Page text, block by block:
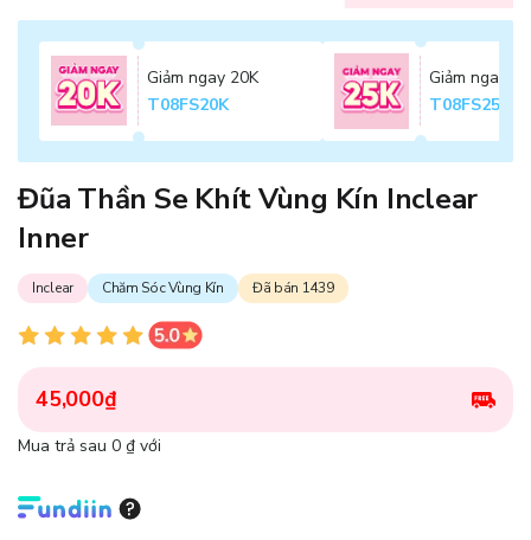
Giảm ngay 20K
T08FS20K
Giảm ngay
T08FS25K
Đũa Thần Se Khít Vùng Kín Inclear
Inner
Inclear Chăm Sóc Vùng Kín Đã bán 1439
45,000₫
Mua trả sau 0 ₫ với